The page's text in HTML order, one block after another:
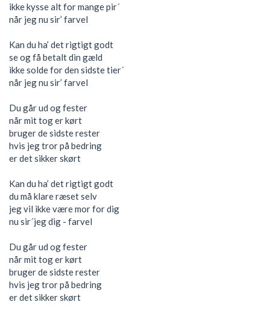
ikke kysse alt for mange pir´
når jeg nu sir’ farvel
Kan du ha’ det rigtigt godt
se og få betalt din gæld
ikke solde for den sidste tier´
når jeg nu sir’ farvel
Du går ud og fester
når mit tog er kørt
bruger de sidste rester
hvis jeg tror på bedring
er det sikker skørt
Kan du ha’ det rigtigt godt
du må klare ræset selv
jeg vil ikke være mor for dig
nu sir´jeg dig - farvel
Du går ud og fester
når mit tog er kørt
bruger de sidste rester
hvis jeg tror på bedring
er det sikker skørt